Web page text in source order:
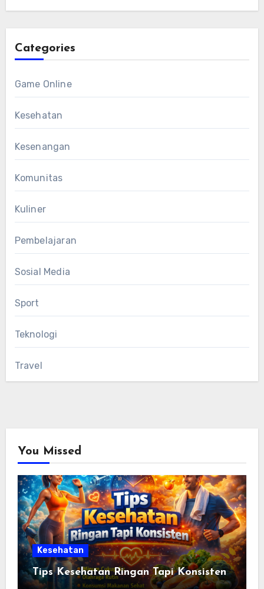
Categories
Game Online
Kesehatan
Kesenangan
Komunitas
Kuliner
Pembelajaran
Sosial Media
Sport
Teknologi
Travel
You Missed
Kesehatan
Tips Kesehatan Ringan Tapi Konsisten